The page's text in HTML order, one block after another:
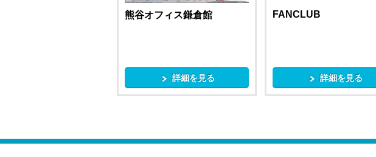
熊谷オフィス鎌倉館
詳細を見る
FANCLUB
詳細を見る